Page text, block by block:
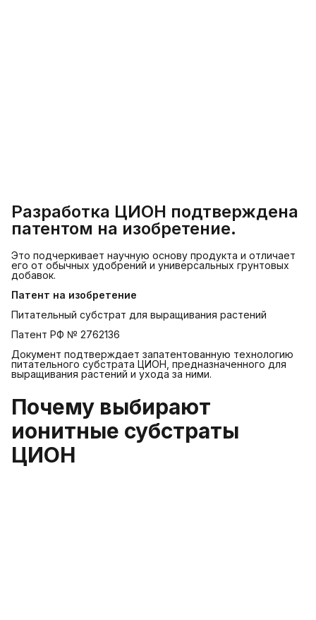
Разработка ЦИОН подтверждена
патентом на изобретение.
Это подчеркивает научную основу продукта и отличает
его от обычных удобрений и универсальных грунтовых
добавок.
Патент на изобретение
Питательный субстрат для выращивания растений
Патент РФ № 2762136
Документ подтверждает запатентованную технологию
питательного субстрата ЦИОН, предназначенного для
выращивания растений и ухода за ними.
Почему выбирают
ионитные субстраты
ЦИОН